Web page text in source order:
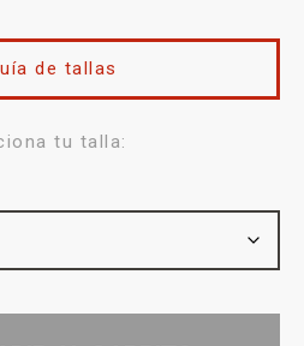
tu talla:
de tallas